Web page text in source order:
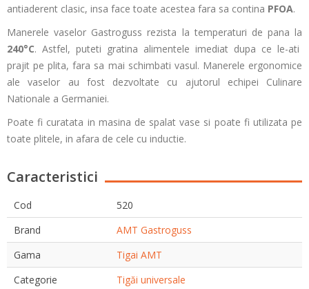
antiaderent clasic, insa face toate acestea fara sa contina PFOA.
Manerele vaselor Gastroguss rezista la temperaturi de pana la
240°C. Astfel, puteti gratina alimentele imediat dupa ce le-ati
prajit pe plita, fara sa mai schimbati vasul. Manerele ergonomice
ale vaselor au fost dezvoltate cu ajutorul echipei Culinare
Nationale a Germaniei.
Poate fi curatata in masina de spalat vase si poate fi utilizata pe
toate plitele, in afara de cele cu inductie.
Caracteristici
Cod
520
Brand
AMT Gastroguss
Gama
Tigai AMT
Categorie
Tigăi universale